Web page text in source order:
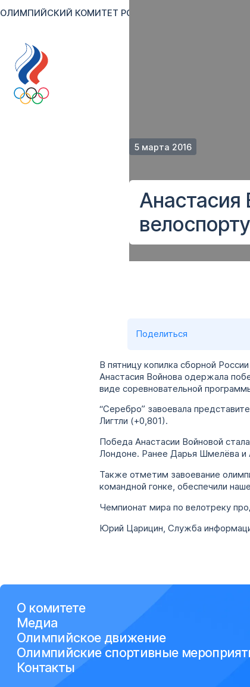
ОЛИМПИЙСКИЙ КОМИТЕТ РОССИИ
5 марта 2016
Анастасия
Поделиться
В пятницу копилка сборной
Анастасия Войнова одержала
виде соревновательной
“Серебро” завоевала
Лигтли (+0,801).
Победа Анастасии Войновой
Лондоне. Ранее Дарья Шмелёва и
Также отметим завоевание
командной гонке, обеспечили
Чемпионат мира по велотреку
Юрий Царицин, Служба
О комитете
Медиа
Олимпийское движение
Олимпийские спортивные
Контакты